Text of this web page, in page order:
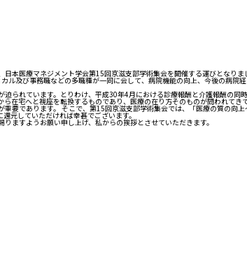
本医療マネジメント学会第15回京滋支部学術集会を開催する運びとなりま
及び事務職などの多職種が一同に会して、病院機能の向上、今後の病
られています。とりわけ、平成30年4月における診療報酬と介護報酬の
在宅へと視座を転換するものであり、医療の在り方そのものが問われてき
要であります。 そこで、第15回京滋支部学術集会では、「医療の質の
元していただければ幸甚でございます。
ますようお願い申し上げ、私からの挨拶とさせていただきます。